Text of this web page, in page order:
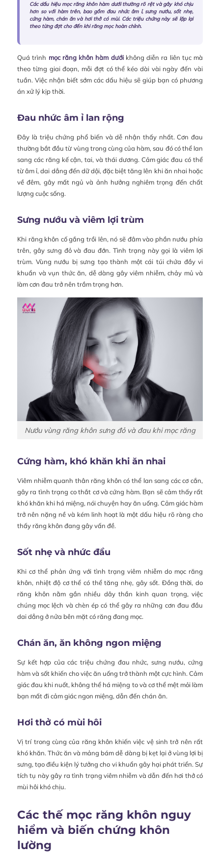
Các dấu hiệu mọc răng khôn hàm dưới thường rõ rệt và gây khó chịu
hơn so với hàm trên, bao gồm đau nhức âm ỉ, sưng nướu, sốt nhẹ,
cứng hàm, chán ăn và hơi thở có mùi. Các triệu chứng này sẽ lặp lại
theo từng đợt cho đến khi răng mọc hoàn chỉnh.
Quá trình mọc răng khôn hàm dướikhông diễn ra liên tục mà
theo từng giai đoạn, mỗi đợt có thể kéo dài vài ngày đến vài
tuần. Việc nhận biết sớm các dấu hiệu sẽ giúp bạn có phương
án xử lý kịp thời.
Đau nhức âm ỉ lan rộng
Đây là triệu chứng phổ biến và dễ nhận thấy nhất. Cơn đau
thường bắt đầu từ vùng trong cùng của hàm, sau đó có thể lan
sang các răng kế cận, tai, và thái dương. Cảm giác đau có thể
từ âm ỉ, dai dẳng đến dữ dội, đặc biệt tăng lên khi ăn nhai hoặc
về đêm, gây mất ngủ và ảnh hưởng nghiêm trọng đến chất
lượng cuộc sống.
Sưng nướu và viêm lợi trùm
Khi răng khôn cố gắng trồi lên, nó sẽ đâm vào phần nướu phía
trên, gây sưng đỏ và đau đớn. Tình trạng này gọi là viêm lợi
trùm. Vùng nướu bị sưng tạo thành một cái túi chứa đầy vi
khuẩn và vụn thức ăn, dễ dàng gây viêm nhiễm, chảy mủ và
làm cơn đau trở nên trầm trọng hơn.
Nướu vùng răng khôn sưng đỏ và đau khi mọc răng
Cứng hàm, khó khăn khi ăn nhai
Viêm nhiễm quanh thân răng khôn có thể lan sang các cơ cắn,
gây ra tình trạng co thắt cơ và cứng hàm. Bạn sẽ cảm thấy rất
khó khăn khi há miệng, nói chuyện hay ăn uống. Cảm giác hàm
trở nên nặng nề và kém linh hoạt là một dấu hiệu rõ ràng cho
thấy răng khôn đang gây vấn đề.
Sốt nhẹ và nhức đầu
Khi cơ thể phản ứng với tình trạng viêm nhiễm do mọc răng
khôn, nhiệt độ cơ thể có thể tăng nhẹ, gây sốt. Đồng thời, do
răng khôn nằm gần nhiều dây thần kinh quan trọng, việc
chúng mọc lệch và chèn ép có thể gây ra những cơn đau đầu
dai dẳng ở nửa bên mặt có răng đang mọc.
Chán ăn, ăn không ngon miệng
Sự kết hợp của các triệu chứng đau nhức, sưng nướu, cứng
hàm và sốt khiến cho việc ăn uống trở thành một cực hình. Cảm
giác đau khi nuốt, không thể há miệng to và cơ thể mệt mỏi làm
bạn mất đi cảm giác ngon miệng, dẫn đến chán ăn.
Hơi thở có mùi hôi
Vị trí trong cùng của răng khôn khiến việc vệ sinh trở nên rất
khó khăn. Thức ăn và mảng bám dễ dàng bị kẹt lại ở vùng lợi bị
sưng, tạo điều kiện lý tưởng cho vi khuẩn gây hại phát triển. Sự
tích tụ này gây ra tình trạng viêm nhiễm và dẫn đến hơi thở có
mùi hôi khó chịu.
Các thế mọc răng khôn nguy
hiểm và biến chứng khôn
lường